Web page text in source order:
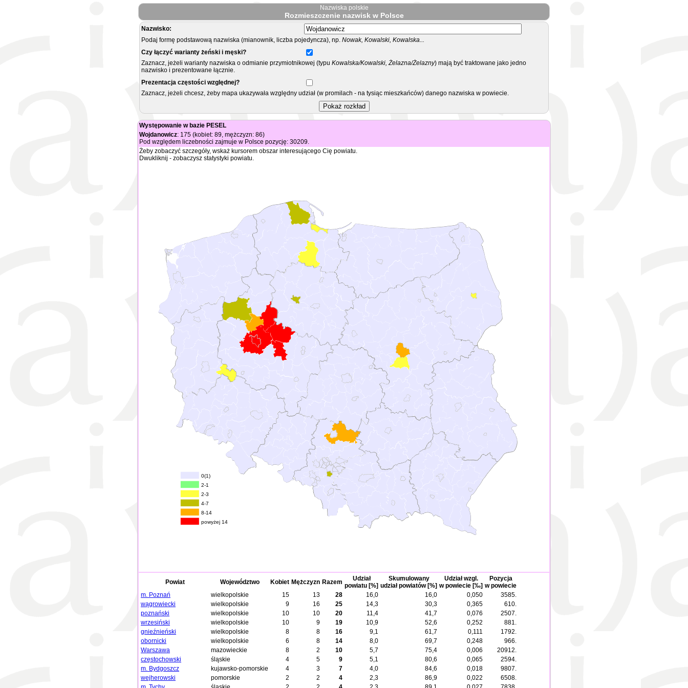
Nazwiska polskie
Rozmieszczenie nazwisk w Polsce
Nazwisko:
Podaj formę podstawową nazwiska (mianownik, liczba pojedyncza), np. Nowak, Kowalski, Kowalska...
Czy łączyć warianty żeński i męski?
Zaznacz, jeżeli warianty nazwiska o odmianie przymiotnikowej (typu Kowalska/Kowalski, Żelazna/Żelazny) mają być traktowane jako jedno
nazwisko i prezentowane łącznie.
Prezentacja częstości względnej?
Zaznacz, jeżeli chcesz, żeby mapa ukazywała względny udział (w promilach - na tysiąc mieszkańców) danego nazwiska w powiecie.
Występowanie w bazie PESEL
Wojdanowicz: 175 (kobiet: 89, mężczyzn: 86)
Pod względem liczebności zajmuje w Polsce pozycję: 30209.
Żeby zobaczyć szczegóły, wskaż kursorem obszar interesującego Cię powiatu.
Dwukliknij - zobaczysz statystyki powiatu.
0(1)
2-1
2-3
4-7
8-14
powyżej 14
Powiat Województwo Kobiet Mężczyzn Razem
Udział
powiatu [%]
Skumulowany
udział powiatów [%]
Udział wzgl.
w powiecie [‰]
Pozycja
w powiecie
m. Poznań
wielkopolskie 15 13 28 16,0 16,0 0,050
3585.
wągrowiecki
wielkopolskie 9 16 25 14,3 30,3 0,365
610.
poznański
wielkopolskie 10 10 20 11,4 41,7 0,076
2507.
wrzesiński
wielkopolskie 10 9 19 10,9 52,6 0,252
881.
gnieźnieński
wielkopolskie 8 8 16 9,1 61,7 0,111
1792.
obornicki
wielkopolskie 6 8 14 8,0 69,7 0,248
966.
Warszawa
mazowieckie 8 2 10 5,7 75,4 0,006
20912.
częstochowski
śląskie 4 5 9 5,1 80,6 0,065
2594.
m. Bydgoszcz
kujawsko-pomorskie 4 3 7 4,0 84,6 0,018
9807.
wejherowski
pomorskie 2 2 4 2,3 86,9 0,022
6508.